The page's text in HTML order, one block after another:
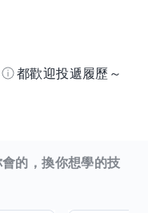
都歡迎投遞履歷～
會的，換你想學的技